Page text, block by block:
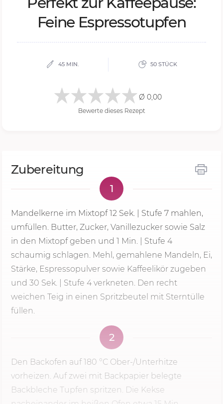
Fei­ne Es­pres­so­tup­fen
45 MIN. 50 STÜCK
Ø 0,00
Bewerte dieses Rezept
Zubereitung
1
Mandelkerne im Mixtopf12 Sek. Stufe 7 mahlen,
umfüllen. Butter, Zucker, Vanillezucker sowie Salz
in den Mixtopf geben und 1 Min. | Stufe 4
schaumig schlagen. Mehl, gemahlene Mandeln, Ei,
Stärke, Espressopulver sowie Kaffeelikör zugeben
und 30 Sek. | Stufe 4 verkneten. Den recht
weichen Teig in einen Spritzbeutel mit Sterntülle
füllen.
2
Den Backofen auf180 °C Ober-/Unterhitze
vorheizen. Auf zwei mit Backpapier belegte
Backbleche Tupfen spritzen. Die Kekse